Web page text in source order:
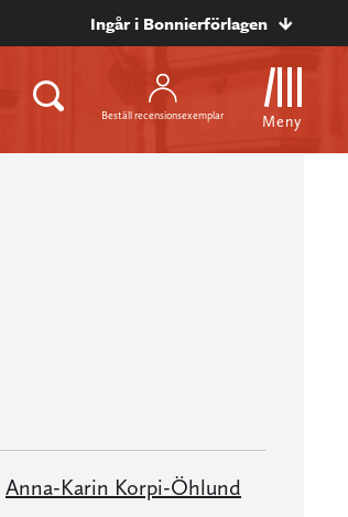
Ingår i Bonnierförlagen
Beställ recensionsexemplar Meny
Anna-Karin Korpi-Öhlund